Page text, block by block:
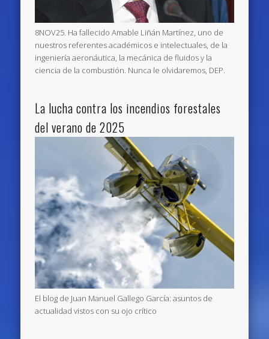
8NOV25. Ha fallecido Amable Liñán Martínez, uno de
nuestros referentes académicos e intelectuales, de la
ingeniería aeronáutica, la mecánica de fluidos y la
ciencia de la combustión. Nunca le olvidaremos, DEP.
La lucha contra los incendios forestales
del verano de 2025
El blog de Juan Manuel Gallego García: asuntos de
actualidad vistos con su ojo crítico